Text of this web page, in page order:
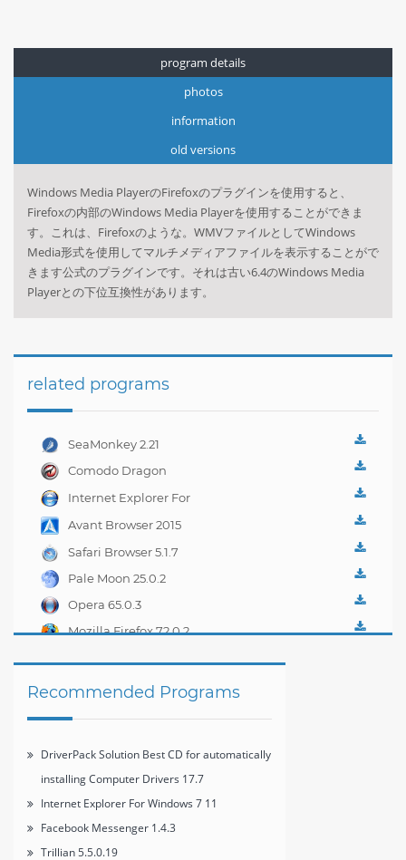
program details
photos
information
old versions
Windows Media PlayerのFirefoxのプラグインを使用すると、
Firefoxの内部のWindows Media Playerを使用することができま
す。これは、Firefoxのような。WMVファイルとしてWindows
Media形式を使用してマルチメディアファイルを表示することがで
きます公式のプラグインです。それは古い6.4のWindows Media
Playerとの下位互換性があります。
related programs
SeaMonkey 2.21
Comodo Dragon
Internet Browser 30.0
Internet Explorer For
Avant Browser 2015
Build 6
Safari Browser 5.1.7
Pale Moon 25.0.2
Opera 65.0.3
Mozilla Firefox 72.0.2
Recommended Programs
DriverPack Solution Best CD for automatically
installing Computer Drivers 17.7
Internet Explorer For Windows 7 11
Facebook Messenger 1.4.3
Trillian 5.5.0.19